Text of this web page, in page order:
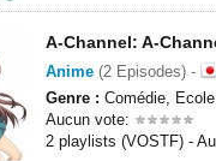
A-Channel: A-
Anime (2 Episodes) -
Genre : Comédie,
Aucun vote:
2 playlists (VOSTF) -